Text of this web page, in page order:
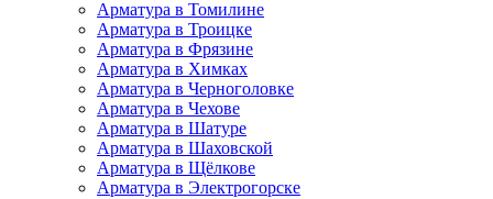
Арматура в Томилине
Арматура в Троицке
Арматура в Фрязине
Арматура в Химках
Арматура в Черноголовке
Арматура в Чехове
Арматура в Шатуре
Арматура в Шаховской
Арматура в Щёлкове
Арматура в Электрогорске